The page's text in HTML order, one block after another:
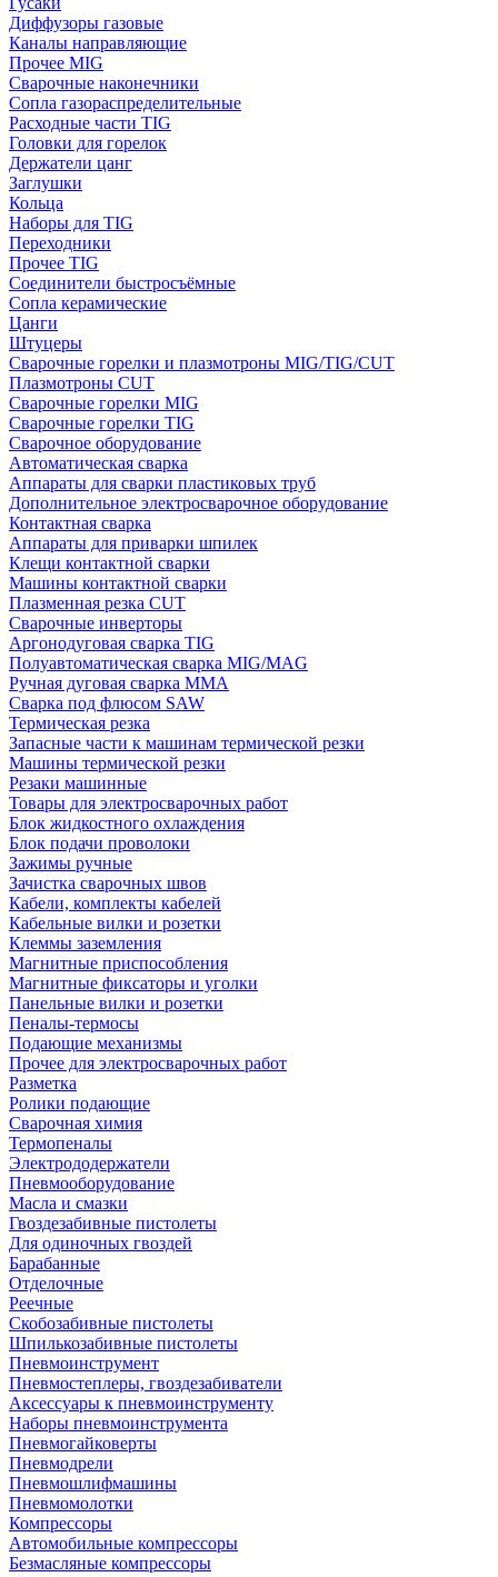
Диффузоры газовые
Каналы направляющие
Прочее MIG
Сварочные наконечники
Сопла газораспределительные
Расходные части TIG
Головки для горелок
Держатели цанг
Заглушки
Кольца
Наборы для TIG
Переходники
Прочее TIG
Соединители быстросъёмные
Сопла керамические
Цанги
Штуцеры
Сварочные горелки и плазмотроны MIG/TIG/CUT
Плазмотроны CUT
Сварочные горелки MIG
Сварочные горелки TIG
Сварочное оборудование
Автоматическая сварка
Аппараты для сварки пластиковых труб
Дополнительное электросварочное оборудование
Контактная сварка
Аппараты для приварки шпилек
Клещи контактной сварки
Машины контактной сварки
Плазменная резка CUT
Сварочные инверторы
Аргонодуговая сварка TIG
Полуавтоматическая сварка MIG/MAG
Ручная дуговая сварка MMA
Сварка под флюсом SAW
Термическая резка
Запасные части к машинам термической резки
Машины термической резки
Резаки машинные
Товары для электросварочных работ
Блок жидкостного охлаждения
Блок подачи проволоки
Зажимы ручные
Зачистка сварочных швов
Кабели, комплекты кабелей
Кабельные вилки и розетки
Клеммы заземления
Магнитные приспособления
Магнитные фиксаторы и уголки
Панельные вилки и розетки
Пеналы-термосы
Подающие механизмы
Прочее для электросварочных работ
Разметка
Ролики подающие
Сварочная химия
Термопеналы
Электрододержатели
Пневмооборудование
Масла и смазки
Гвоздезабивные пистолеты
Для одиночных гвоздей
Барабанные
Отделочные
Реечные
Скобозабивные пистолеты
Шпилькозабивные пистолеты
Пневмоинструмент
Пневмостеплеры, гвоздезабиватели
Аксессуары к пневмоинструменту
Наборы пневмоинструмента
Пневмогайковерты
Пневмодрели
Пневмошлифмашины
Пневмомолотки
Компрессоры
Автомобильные компрессоры
Безмасляные компрессоры